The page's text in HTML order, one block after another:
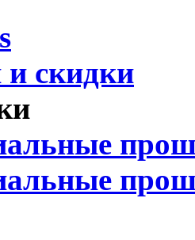
скидки